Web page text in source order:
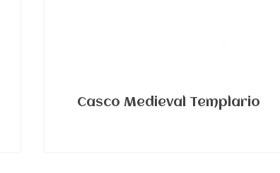
Casco Medieval Templario